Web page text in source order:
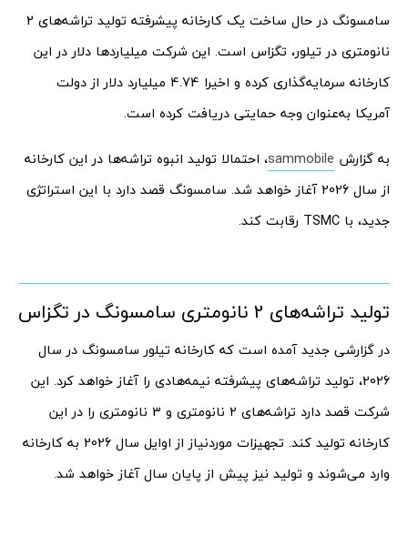
سامسونگ در حال ساخت یک کارخانه پیشرفته تولید تراشه‌های 2
نانومتری در تیلور، تگزاس است. این شرکت میلیاردها دلار در این
کارخانه سرمایه‌گذاری کرده و اخیرا 4.74 میلیارد دلار از دولت
آمریکا به‌عنوان وجه حمایتی دریافت کرده است.
به گزارش sammobile، احتمالا تولید انبوه تراشه‌ها در این کارخانه
از سال 2026 آغاز خواهد شد. سامسونگ قصد دارد با این استراتژی
جدید، با TSMC رقابت کند.
تولید تراشه‌های 2 نانومتری سامسونگ در تگزاس
در گزارشی جدید آمده است که کارخانه تیلور سامسونگ در سال
2026، تولید تراشه‌های پیشرفته نیمه‌هادی را آغاز خواهد کرد. این
شرکت قصد دارد تراشه‌های 2 نانومتری و 3 نانومتری را در این
کارخانه تولید کند. تجهیزات موردنیاز از اوایل سال 2026 به کارخانه
وارد می‌شوند و تولید نیز پیش از پایان سال آغاز خواهد شد.